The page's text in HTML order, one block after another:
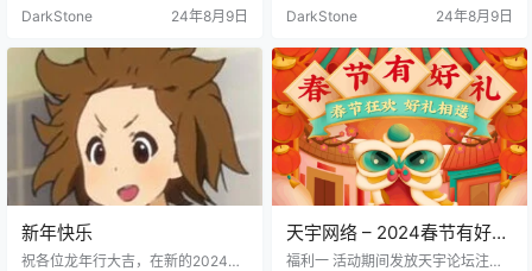
DarkStone 24年8月9日
NIPLEX.EXE） 故事原案：绀野アス
の・基4 导演：加藤诚 系列构成·剧
本：花田十辉 角色设计・总作画监
督：佐…
DarkStone 24年8月9日
新年快乐
祝各位龙年行大吉，在新的2024年
天宇网络 – 2024春节有好
礼！
福利一 活动期间发放天宇论坛注册